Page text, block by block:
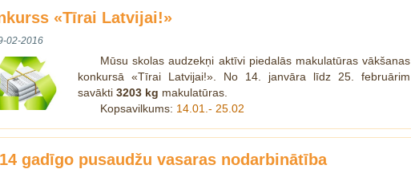
«Tīrai Latvijai!»
02-2016
Mūsu skolas audzekņi aktīvi piedalās makulatūras vākšanas
konkursā «Tīrai Latvijai!». No 14. janvāra līdz 25. februārim
savākti 3203 kg makulatūras.
Kopsavilkums: 14.01.- 25.02
gadīgo pusaudžu vasaras nodarbinātība